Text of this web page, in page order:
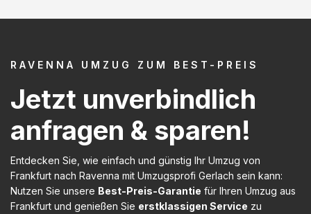
RAVENNA UMZUG ZUM BEST-PREIS
Jetzt unverbindlich
anfragen & sparen!
Entdecken Sie, wie einfach und günstig Ihr Umzug von
Frankfurt nach Ravenna mit Umzugsprofi Gerlach sein kann:
Nutzen Sie unsere Best-Preis-Garantie für Ihren Umzug aus
Frankfurt und genießen Sie erstklassigen Service zu